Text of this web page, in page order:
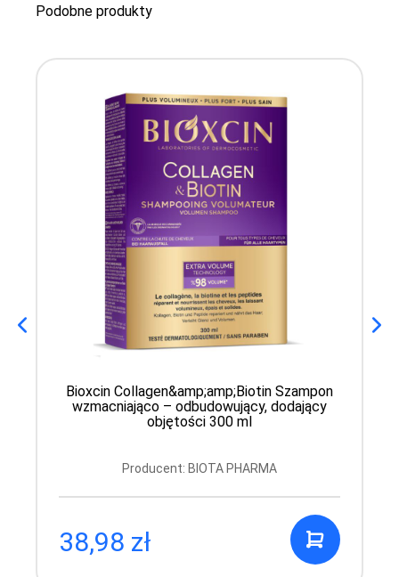
Podobne produkty
Bioxcin Collagen&amp;amp;Biotin Szampon
wzmacniająco – odbudowujący, dodający
objętości 300 ml
Producent: BIOTA PHARMA
38,98 zł